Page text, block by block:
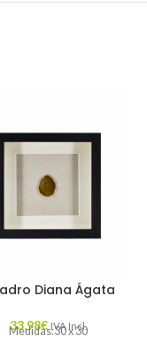
Diana Ágata
33,98€ IVA Incl.
Medidas:30 x 30